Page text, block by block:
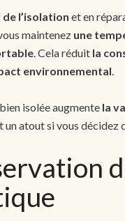
de l’isolation et en
maintenez une
. Cela réduit la
environnemental
isolée augmente la
un atout si vous décidez